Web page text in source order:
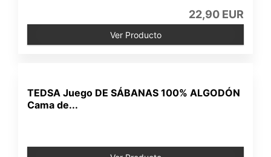
22,90 EUR
Ver Producto
TEDSA Juego DE SÁBANAS 100% ALGODÓN
Cama de...